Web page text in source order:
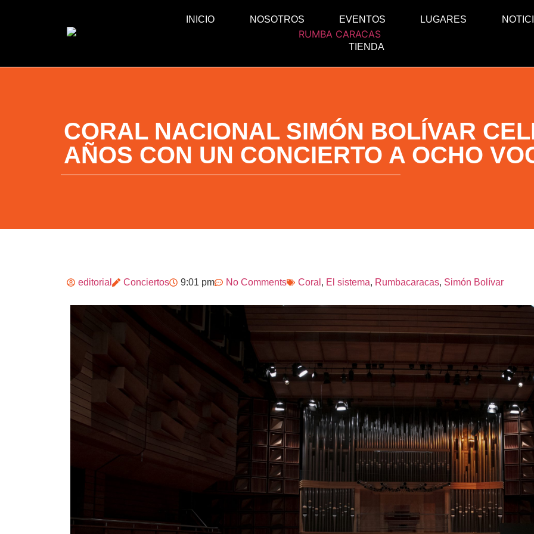
INICIO NOSOTROS EVENTOS LUGARES
TIENDA
CORAL NACIONAL SIMÓN BOLÍVAR
AÑOS CON UN CONCIERTO A OCHO
editorial Conciertos 9:01 pm No Comments Coral , El sistema, Rumbacaracas, Simón Bolívar